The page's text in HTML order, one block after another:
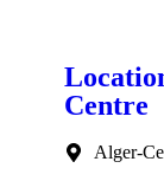
Centre
Alger-